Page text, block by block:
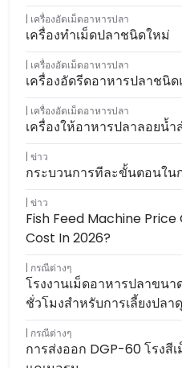
เครื่องอัดเม็ดอาหารปลา
เครื่องทำเม็ดปลาชนิดใหม่
เครื่องอัดเม็ดอาหารปลา
เครื่องอัดรีดอาหารปลาชนิด
เครื่องอัดเม็ดอาหารปลา
เครื่องให้อาหารปลาลอยน้
ข่าว
กระบวนการทีละขั้นตอนใน
ข่าว
Fish Feed Machine
Cost In 2026?
กรณีต่างๆ
โรงงานเม็ดอาหารปลาขน
ชั่วโมงสำหรับการเลี้ยงปล
กรณีต่างๆ
การส่งออก DGP-60 โรงสี